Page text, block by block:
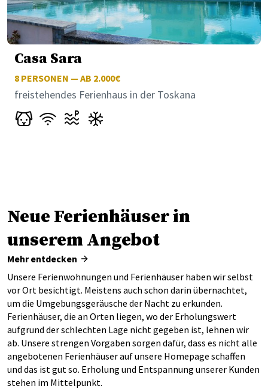
Casa Sara
8 PERSONEN — AB 2.000€
freistehendes Ferienhaus in der Toskana
Neue Ferienhäuser in
unserem Angebot
Mehr entdecken
Unsere Ferienwohnungen und Ferienhäuser haben wir selbst
vor Ort besichtigt. Meistens auch schon darin übernachtet,
um die Umgebungsgeräusche der Nacht zu erkunden.
Ferienhäuser, die an Orten liegen, wo der Erholungswert
aufgrund der schlechten Lage nicht gegeben ist, lehnen wir
ab. Unsere strengen Vorgaben sorgen dafür, dass es nicht alle
angebotenen Ferienhäuser auf unsere Homepage schaffen
und das ist gut so. Erholung und Entspannung unserer Kunden
stehen im Mittelpunkt.